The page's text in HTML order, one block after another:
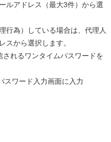
ルアドレス（最大3件）から選
行為）している場合は、代理人
スから選択します。
れるワンタイムパスワードを
スワード入力画面に入力